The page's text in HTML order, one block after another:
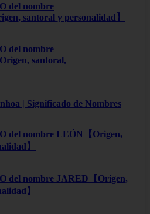
del nombre
santoral y personalidad】
del nombre
santoral,
| Significado de Nombres
del nombre LEÓN【Origen,
】
del nombre JARED【Origen,
】